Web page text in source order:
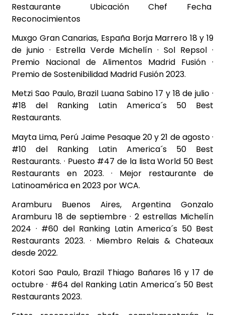
Restaurante Ubicación Chef Fecha
Reconocimientos
Muxgo Gran Canarias, España Borja Marrero 18 y 19
de junio · Estrella Verde Michelín · Sol Repsol ·
Premio Nacional de Alimentos Madrid Fusión ·
Premio de Sostenibilidad Madrid Fusión 2023.
Metzi Sao Paulo, Brazil Luana Sabino 17 y 18 de julio ·
#18 del Ranking Latin America´s 50 Best
Restaurants.
Mayta Lima, Perú Jaime Pesaque 20 y 21 de agosto ·
#10 del Ranking Latin America´s 50 Best
Restaurants. · Puesto #47 de la lista World 50 Best
Restaurants en 2023. · Mejor restaurante de
Latinoamérica en 2023 por WCA.
Aramburu Buenos Aires, Argentina Gonzalo
Aramburu 18 de septiembre · 2 estrellas Michelín
2024 · #60 del Ranking Latin America´s 50 Best
Restaurants 2023. · Miembro Relais & Chateaux
desde 2022.
Kotori Sao Paulo, Brazil Thiago Bañares 16 y 17 de
octubre · #64 del Ranking Latin America´s 50 Best
Restaurants 2023.